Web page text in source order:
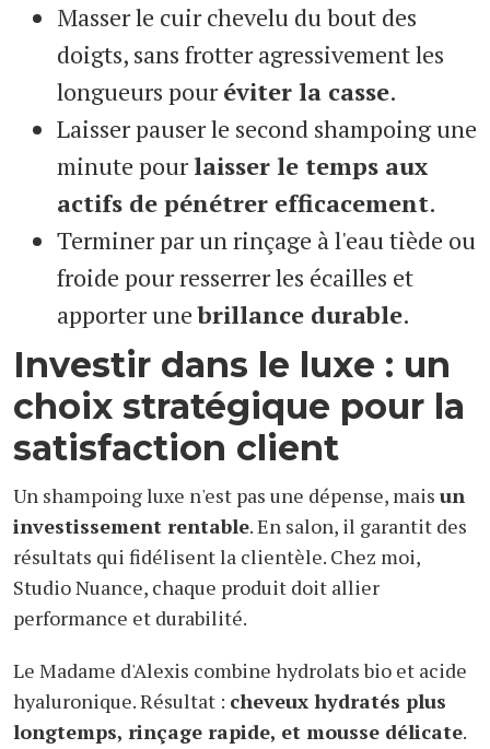
Masser le cuir chevelu du bout des
doigts, sans frotter agressivement les
longueurs pouréviter la casse.
Laisser pauser le second shampoing une
minute pourlaisser le temps aux
actifs de pénétrer efficacement.
Terminer par un rinçage à l'eau tiède ou
froide pour resserrer les écailles et
apporter unebrillance durable.
Investir dans le luxe : un
choix stratégique pour la
satisfaction client
Un shampoing luxe n'est pas une dépense, mais un
investissement rentable. En salon, il garantit des
résultats qui fidélisent la clientèle. Chez moi,
Studio Nuance, chaque produit doit allier
performance et durabilité.
Le Madame d'Alexis combine hydrolats bio et acide
hyaluronique. Résultat : cheveux hydratés plus
longtemps, rinçage rapide, et mousse délicate.